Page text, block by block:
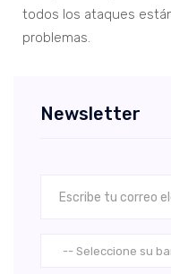
todos los ataques
problemas.
Newsletter